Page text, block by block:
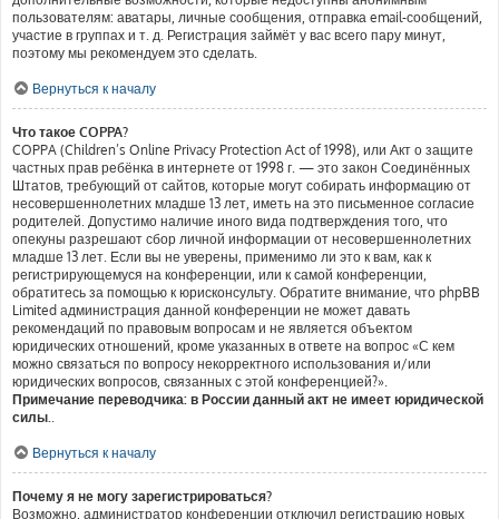
пользователям: аватары, личные сообщения, отправка email-сообщений,
участие в группах и т. д. Регистрация займёт у вас всего пару минут,
поэтому мы рекомендуем это сделать.
Вернуться к началу
Что такое COPPA?
COPPA (Children’s Online Privacy Protection Act of 1998), или Акт о защите
частных прав ребёнка в интернете от 1998 г. — это закон Соединённых
Штатов, требующий от сайтов, которые могут собирать информацию от
несовершеннолетних младше 13 лет, иметь на это письменное согласие
родителей. Допустимо наличие иного вида подтверждения того, что
опекуны разрешают сбор личной информации от несовершеннолетних
младше 13 лет. Если вы не уверены, применимо ли это к вам, как к
регистрирующемуся на конференции, или к самой конференции,
обратитесь за помощью к юрисконсульту. Обратите внимание, что phpBB
Limited администрация данной конференции не может давать
рекомендаций по правовым вопросам и не является объектом
юридических отношений, кроме указанных в ответе на вопрос «С кем
можно связаться по вопросу некорректного использования и/или
юридических вопросов, связанных с этой конференцией?».
Примечание переводчика: в России данный акт не имеет юридической
силы..
Вернуться к началу
Почему я не могу зарегистрироваться?
Возможно, администратор конференции отключил регистрацию новых